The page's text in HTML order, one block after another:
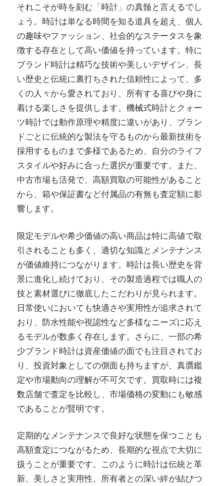
それこそが時を刻む「時計」の真髄と言えるでし
ょう。時計は単なる時間を知る道具を超え、個人
の趣味やファッション、社会的なステータスを象
徴する存在として高い価値を持っています。特に
ブランド時計は精巧な技術や美しいデザイン、長
い歴史と伝統に裏打ちされた信頼性によって、多
くの人々から愛されており、所有する喜びや身に
着ける楽しさを提供します。機械式時計とクォー
ツ時計では動作原理や精度に違いがあり、ブラン
ドごとに伝統的な製法を守るものから最新技術を
採用するものまで多様であるため、自分のライフ
スタイルや好みに合った選択が重要です。また、
中古市場も活発で、高額買取の可能性があること
から、箱や保証書など付属品の有無も査定額に影
響します。
限定モデルや希少価値の高い商品は特に高値で取
引されることも多く、適切な知識とメンテナンス
が価値維持につながります。時計は長い歴史を背
景に進化し続けており、その製造過程では職人の
技と素材選びに徹底したこだわりが見られます。
日常使いにおいても快適さや実用性が追求されて
おり、防水性能や視認性など多様なニーズに応え
るモデルが数多く存在します。さらに、一部の希
少ブランド時計は資産価値の面でも注目されてお
り、投資対象としての側面も持ちますが、真贋鑑
定や市場動向の理解が不可欠です。買取時には複
数店舗で査定を比較し、市場価格の変動にも敏感
であることが賢明です。
定期的なメンテナンスで良好な状態を保つことも
高額査定につながるため、長期的な視点で大切に
扱うことが重要です。このように時計は伝統と革
新、美しさと実用性、所有者との深い絆が結びつ